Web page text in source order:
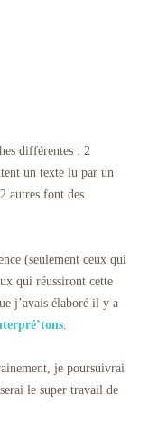
différentes : 2
un texte lu par un
autres font des
(seulement ceux qui
qui réussiront cette
j’avais élaboré il y a
.
je poursuivrai
le super travail de